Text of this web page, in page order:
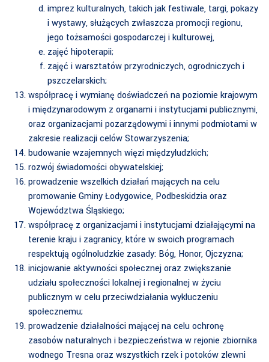
imprez kulturalnych, takich jak festiwale, targi, pokazy
i wystawy, służących zwłaszcza promocji regionu,
jego tożsamości gospodarczej i kulturowej,
zajęć hipoterapii;
zajęć i warsztatów przyrodniczych, ogrodniczych i
pszczelarskich;
współpracę i wymianę doświadczeń na poziomie krajowym
i międzynarodowym z organami i instytucjami publicznymi,
oraz organizacjami pozarządowymi i innymi podmiotami w
zakresie realizacji celów Stowarzyszenia;
budowanie wzajemnych więzi międzyludzkich;
rozwój świadomości obywatelskiej;
prowadzenie wszelkich działań mających na celu
promowanie Gminy Łodygowice, Podbeskidzia oraz
Województwa Śląskiego;
współpracę z organizacjami i instytucjami działającymi na
terenie kraju i zagranicy, które w swoich programach
respektują ogólnoludzkie zasady: Bóg, Honor, Ojczyzna;
inicjowanie aktywności społecznej oraz zwiększanie
udziału społeczności lokalnej i regionalnej w życiu
publicznym w celu przeciwdziałania wykluczeniu
społecznemu;
prowadzenie działalności mającej na celu ochronę
zasobów naturalnych i bezpieczeństwa w rejonie zbiornika
wodnego Tresna oraz wszystkich rzek i potoków zlewni